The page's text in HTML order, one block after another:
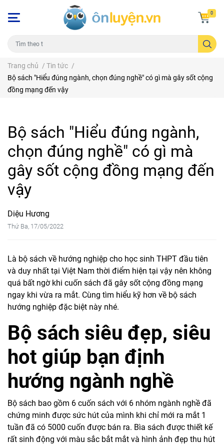
0
Trang chủ / Tin tức /
Bộ sách "Hiểu đúng ngành, chọn đúng nghề" có gì mà gây sốt cộng
đồng mạng đến vậy
Bộ sách "Hiểu đúng ngành,
chọn đúng nghề" có gì mà
gây sốt cộng đồng mạng đến
vậy
Diệu Hương
Thứ Ba, 17/05/2022
Là bộ sách về hướng nghiệp cho học sinh THPT đầu tiên
và duy nhất tại Việt Nam thời điểm hiện tại vậy nên không
quá bất ngờ khi cuốn sách đã gây sốt cộng đồng mạng
ngay khi vừa ra mắt. Cùng tìm hiểu kỹ hơn về bộ sách
hướng nghiệp đặc biệt này nhé.
Bộ sách siêu đẹp, siêu
hot giúp bạn định
hướng ngành nghề
Bộ sách bao gồm 6 cuốn sách với 6 nhóm ngành nghề đã
chứng minh được sức hút của mình khi chỉ mới ra mắt 1
tuần đã có 5000 cuốn được bán ra. Bìa sách được thiết kế
rất sinh động với màu sắc bắt mắt và hình ảnh đẹp thu hút